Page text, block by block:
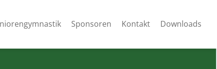
Sponsoren Kontakt Downloads